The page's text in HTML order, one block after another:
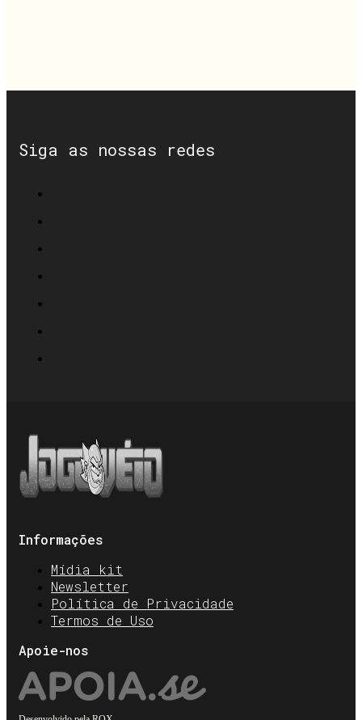
Siga as nossas redes
Informações
Mídia kit
Newsletter
Política de Privacidade
Termos de Uso
Apoie-nos